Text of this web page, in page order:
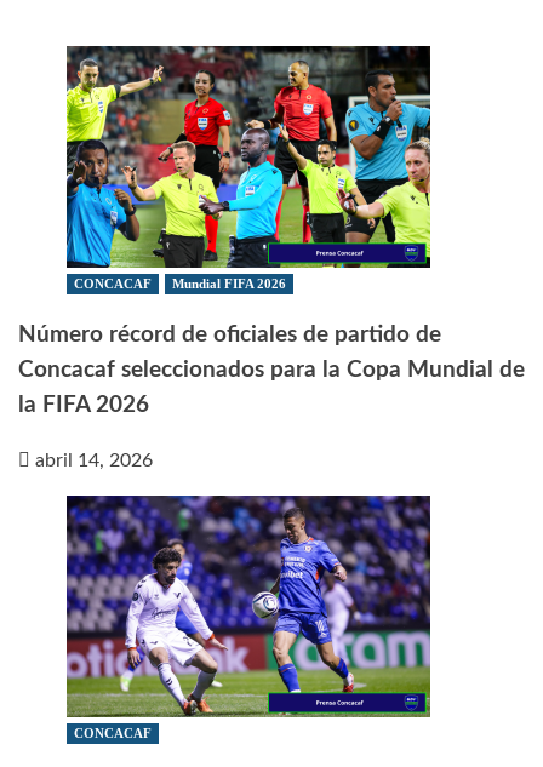
CONCACAF Mundial FIFA 2026
Número récord de oficiales de partido de
Concacaf seleccionados para la Copa Mundial de
la FIFA 2026
abril 14, 2026
CONCACAF